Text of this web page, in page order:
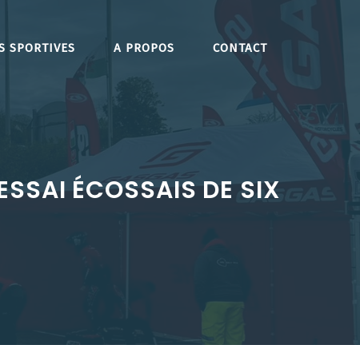
SPORTIVES A PROPOS CONTACT
ÉCOSSAIS DE SIX